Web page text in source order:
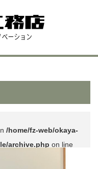
/home/fz-web/okaya-
archive.php on line